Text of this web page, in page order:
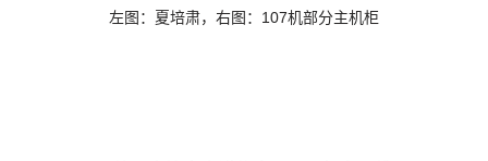
左图：夏培肃，右图： 107机部分主机柜